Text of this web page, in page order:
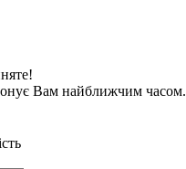
Вам найближчим часом.